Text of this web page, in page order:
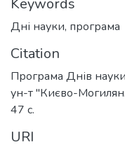
Keywords
Дні науки, програма
Citation
Програма Днів
ун-т "Києво-
47 с.
URI